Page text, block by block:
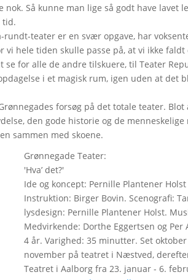
nok. Så kunne man lige så godt have lavet
tid.
rundt-teater er en svær opgave, har
vi hele tiden skulle passe på, at vi ikke
for alle de andre tilskuere, til Teater
i et magisk rum, igen uden at det
forsøg på det totale teater.
den gode historie og de
sammen med skoene.
Grønnegade Teater:
'Hva’ det?'
Ide og koncept: Pernille Plantener
Instruktion: Birger Bovin. Scenografi:
lysdesign: Pernille Plantener Holst.
Medvirkende: Dorthe Eggertsen og
4 år. Varighed: 35 minutter. Set
november på teatret i Næstved,
Teatret i Aalborg fra 23. januar - 6.